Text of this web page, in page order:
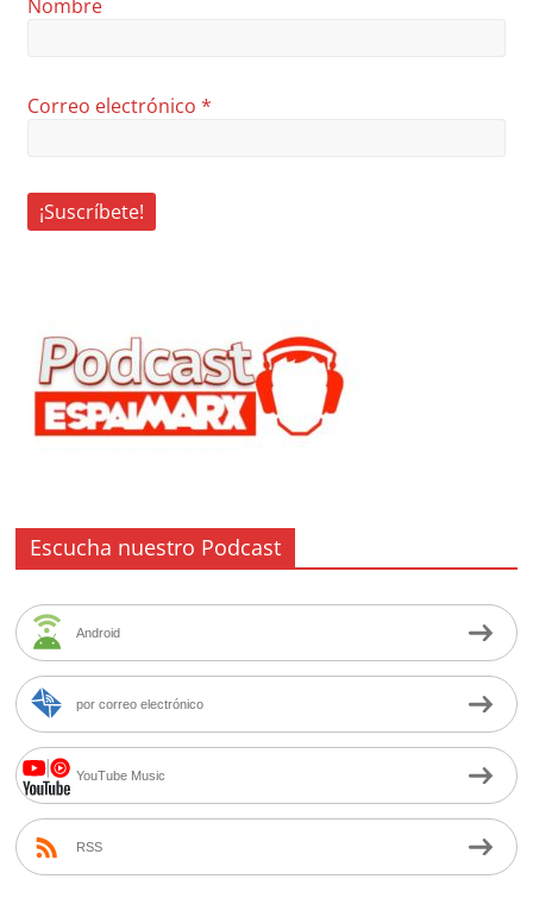
Nombre
Correo electrónico*
Escucha nuestro Podcast
Android
por correo electrónico
YouTube Music
RSS